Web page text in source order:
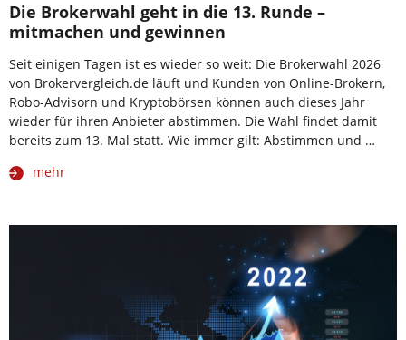
Die Brokerwahl geht in die 13. Runde –
mitmachen und gewinnen
Seit einigen Tagen ist es wieder so weit: Die Brokerwahl 2026
von Brokervergleich.de läuft und Kunden von Online-Brokern,
Robo-Advisorn und Kryptobörsen können auch dieses Jahr
wieder für ihren Anbieter abstimmen. Die Wahl findet damit
bereits zum 13. Mal statt. Wie immer gilt: Abstimmen und …
mehr